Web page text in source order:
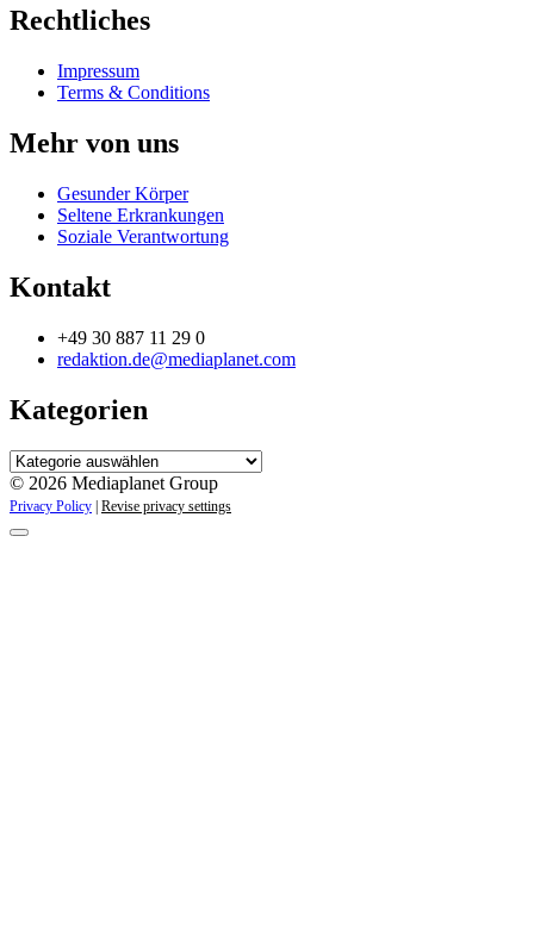
Rechtliches
Impressum
Terms & Conditions
Mehr von uns
Gesunder Körper
Seltene Erkrankungen
Soziale Verantwortung
Kontakt
+49 30 887 11 29 0
redaktion.de@mediaplanet.com
Kategorien
Kategorien
© 2026 Mediaplanet Group
Privacy Policy | Revise privacy settings